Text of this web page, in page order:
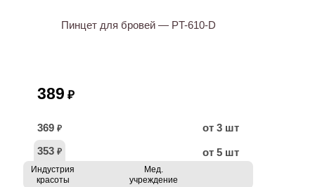
Пинцет для бровей — PT-610-D
389 ₽
369 ₽
от 3 шт
353 ₽ от 5 шт
Индустрия
красоты
Мед.
учреждение